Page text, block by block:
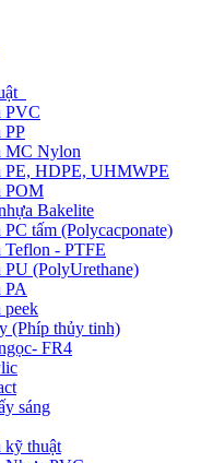
PVC
PP
MC Nylon
PE, HDPE, UHMWPE
POM
Bakelite
tấm (Polycacponate)
Teflon - PTFE
PU (PolyUrethane)
PA
peek
(Phíp thủy tinh)
FR4
sáng
kỹ thuật